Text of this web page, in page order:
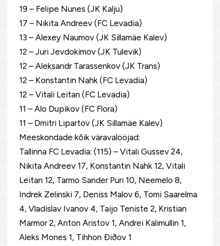
19 – Felipe Nunes (JK Kalju)
17 – Nikita Andreev (FC Levadia)
13 – Alexey Naumov (JK Sillamäe Kalev)
12 – Juri Jevdokimov (JK Tulevik)
12 – Aleksandr Tarassenkov (JK Trans)
12 – Konstantin Nahk (FC Levadia)
12 – Vitali Leitan (FC Levadia)
11 – Alo Dupikov (FC Flora)
11 – Dmitri Lipartov (JK Sillamäe Kalev)
Meeskondade kõik väravalööjad:
Tallinna FC Levadia: (115) – Vitali Gussev 24,
Nikita Andreev 17, Konstantin Nahk 12, Vitali
Leitan 12, Tarmo Sander Puri 10, Neemelo 8,
Indrek Zelinski 7, Deniss Malov 6, Tomi Saarelma
4, Vladislav Ivanov 4, Taijo Teniste 2, Kristian
Marmor 2, Anton Aristov 1, Andrei Kalimullin 1,
Aleks Mones 1, Tihhon Ðiðov 1